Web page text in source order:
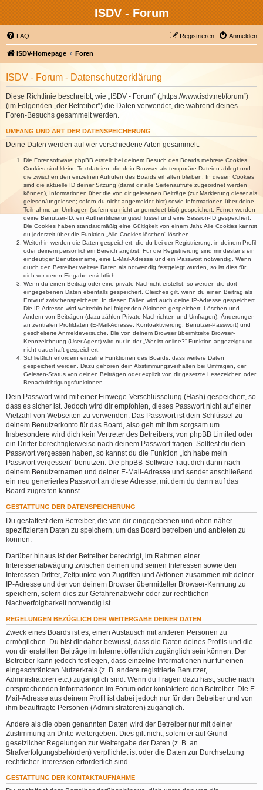
ISDV - Forum
FAQ Anmelden
Registrieren
ISDV-Homepage Foren
ISDV - Forum - Datenschutzerklärung
Diese Richtlinie beschreibt, wie „ISDV - Forum“ („https://www.isdv.net/forum“)
(im Folgenden „der Betreiber“) die Daten verwendet, die während deines
Foren-Besuchs gesammelt werden.
UMFANG UND ART DER DATENSPEICHERUNG
Deine Daten werden auf vier verschiedene Arten gesammelt:
Die Forensoftware phpBB erstellt bei deinem Besuch des Boards mehrere Cookies.
Cookies sind kleine Textdateien, die dein Browser als temporäre Dateien ablegt und
die zwischen den einzelnen Aufrufen des Boards erhalten bleiben. In diesen Cookies
sind die aktuelle ID deiner Sitzung (damit dir alle Seitenaufrufe zugeordnet werden
können), Informationen über die von dir gelesenen Beiträge (zur Markierung dieser als
gelesen/ungelesen; sofern du nicht angemeldet bist) sowie Informationen über deine
Teilnahme an Umfragen (sofern du nicht angemeldet bist) gespeichert. Ferner werden
deine Benutzer-ID, ein Authentifizierungsschlüssel und eine Session-ID gespeichert.
Die Cookies haben standardmäßig eine Gültigkeit von einem Jahr. Alle Cookies kannst
du jederzeit über die Funktion „Alle Cookies löschen“ löschen.
Weiterhin werden die Daten gespeichert, die du bei der Registrierung, in deinem Profil
oder deinem persönlichem Bereich angibst. Für die Registrierung sind mindestens ein
eindeutiger Benutzername, eine E-Mail-Adresse und ein Passwort notwendig. Wenn
durch den Betreiber weitere Daten als notwendig festgelegt wurden, so ist dies für
dich vor deren Eingabe ersichtlich.
Wenn du einen Beitrag oder eine private Nachricht erstellst, so werden die dort
eingegebenen Daten ebenfalls gespeichert. Gleiches gilt, wenn du einen Beitrag als
Entwurf zwischenspeicherst. In diesen Fällen wird auch deine IP-Adresse gespeichert.
Die IP-Adresse wird weiterhin bei folgenden Aktionen gespeichert: Löschen und
Ändern von Beiträgen (dazu zählen Private Nachrichten und Umfragen), Änderungen
an zentralen Profildaten (E-Mail-Adresse, Kontoaktivierung, Benutzer-Passwort) und
gescheiterte Anmeldeversuche. Die von deinem Browser übermittelte Browser-
Kennzeichnung (User Agent) wird nur in der „Wer ist online?“-Funktion angezeigt und
nicht dauerhaft gespeichert.
Schließlich erfordern einzelne Funktionen des Boards, dass weitere Daten
gespeichert werden. Dazu gehören dein Abstimmungsverhalten bei Umfragen, der
Gelesen-Status von deinen Beiträgen oder explizit von dir gesetzte Lesezeichen oder
Benachrichtigungsfunktionen.
Dein Passwort wird mit einer Einwege-Verschlüsselung (Hash) gespeichert, so
dass es sicher ist. Jedoch wird dir empfohlen, dieses Passwort nicht auf einer
Vielzahl von Webseiten zu verwenden. Das Passwort ist dein Schlüssel zu
deinem Benutzerkonto für das Board, also geh mit ihm sorgsam um.
Insbesondere wird dich kein Vertreter des Betreibers, von phpBB Limited oder
ein Dritter berechtigterweise nach deinem Passwort fragen. Solltest du dein
Passwort vergessen haben, so kannst du die Funktion „Ich habe mein
Passwort vergessen“ benutzen. Die phpBB-Software fragt dich dann nach
deinem Benutzernamen und deiner E-Mail-Adresse und sendet anschließend
ein neu generiertes Passwort an diese Adresse, mit dem du dann auf das
Board zugreifen kannst.
GESTATTUNG DER DATENSPEICHERUNG
Du gestattest dem Betreiber, die von dir eingegebenen und oben näher
spezifizierten Daten zu speichern, um das Board betreiben und anbieten zu
können.
Darüber hinaus ist der Betreiber berechtigt, im Rahmen einer
Interessenabwägung zwischen deinen und seinen Interessen sowie den
Interessen Dritter, Zeitpunkte von Zugriffen und Aktionen zusammen mit deiner
IP-Adresse und der von deinem Browser übermittelter Browser-Kennung zu
speichern, sofern dies zur Gefahrenabwehr oder zur rechtlichen
Nachverfolgbarkeit notwendig ist.
REGELUNGEN BEZÜGLICH DER WEITERGABE DEINER DATEN
Zweck eines Boards ist es, einen Austausch mit anderen Personen zu
ermöglichen. Du bist dir daher bewusst, dass die Daten deines Profils und die
von dir erstellten Beiträge im Internet öffentlich zugänglich sein können. Der
Betreiber kann jedoch festlegen, dass einzelne Informationen nur für einen
eingeschränkten Nutzerkreis (z. B. andere registrierte Benutzer,
Administratoren etc.) zugänglich sind. Wenn du Fragen dazu hast, suche nach
entsprechenden Informationen im Forum oder kontaktiere den Betreiber. Die E-
Mail-Adresse aus deinem Profil ist dabei jedoch nur für den Betreiber und von
ihm beauftragte Personen (Administratoren) zugänglich.
Andere als die oben genannten Daten wird der Betreiber nur mit deiner
Zustimmung an Dritte weitergeben. Dies gilt nicht, sofern er auf Grund
gesetzlicher Regelungen zur Weitergabe der Daten (z. B. an
Strafverfolgungsbehörden) verpflichtet ist oder die Daten zur Durchsetzung
rechtlicher Interessen erforderlich sind.
GESTATTUNG DER KONTAKTAUFNAHME